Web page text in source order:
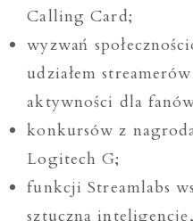
Calling Card;
wyzwań
udziałem
aktywności dla
konkursów z
Logitech G;
funkcji Streamlabs
sztuczną